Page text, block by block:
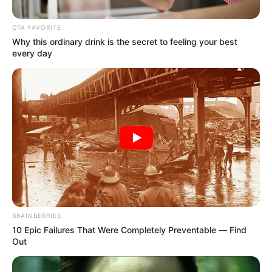
Gobernación del Atlántico
Diablos Arlequines
Febrero 20, 2025
CTA FAVORITE
Why this ordinary drink is the secret to feeling your best
every day
BRAINBERRIES
10 Epic Failures That Were Completely Preventable — Find
Out